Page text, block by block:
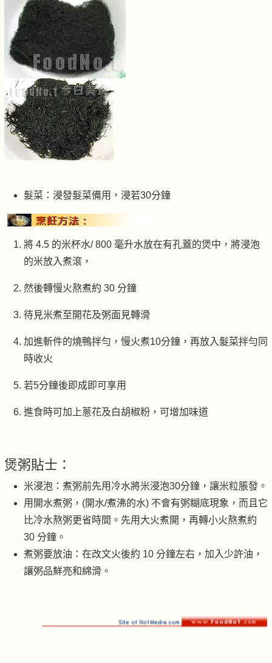
髮菜：浸發髮菜備用，浸若30分鐘
將 4.5 的米杯水/ 800 毫升水放在有孔蓋的煲中，將浸泡
的米放入煮滾，
然後轉慢火熬煮約 30 分鐘
待見米煮至開花及粥面見轉滑
加進斬件的燒鴨拌勻，慢火煮10分鐘，再放入髮菜拌勻同
時收火
若5分鐘後即成即可享用
進食時可加上蔥花及白胡椒粉，可增加味道
煲粥貼士：
米浸泡：煮粥前先用冷水將米浸泡30分鐘，讓米粒脹發。
用開水煮粥，(開水/煮沸的水) 不會有粥糊底現象，而且它
比冷水熬粥更省時間。先用大火煮開，再轉小火熬煮約
30 分鐘。
煮粥要放油：在改文火後約 10 分鐘左右，加入少許油，
讓粥品鮮亮和綿滑。